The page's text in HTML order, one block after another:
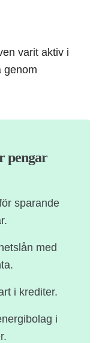
varit aktiv i
genom
pengar
sparande
med
i krediter.
i